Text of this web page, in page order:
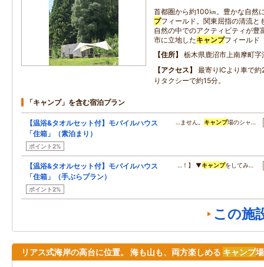
首都圏から約100㎞。豊かな自然
プフィールド。関東屈指の清流と
自然の中でのアクティビティが豊
市に立地したキャンプフィールド
住所
栃木県鹿沼市上南摩町字
アクセス
最寄りICより車で
りタクシーで約15分。
「キャンプ」を含む宿泊プラン
【温浴&タオルセット付】モバイルハウス
「住箱」（素泊まり）
ポイント2%
…ません。 キャンプ場のシャ…
【温浴&タオルセット付】モバイルハウス
「住箱」（手ぶらプラン）
ポイント2%
…！】 ▼キャンプをしてみ…
この施
リアス式海岸の高台に位置。 海も山も、両方楽しめる キャンプ